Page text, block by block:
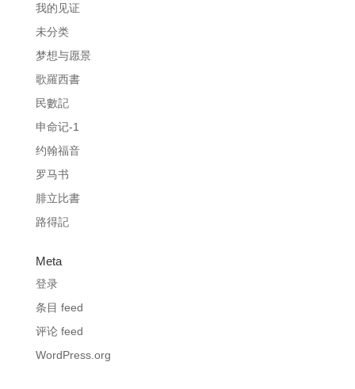
我的见证
未分类
梦想与愿景
歌羅西書
民數記
申命记-1
约翰福音
罗马书
腓立比書
路得記
Meta
登录
条目 feed
评论 feed
WordPress.org